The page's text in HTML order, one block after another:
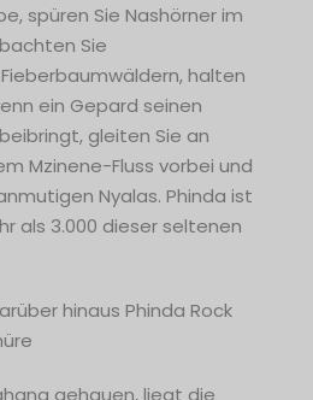
spüren Sie Nashörner im
Sie
halten
ein Gepard seinen
gleiten Sie an
Mzinene-Fluss vorbei und
Nyalas. Phinda ist
als 3.000 dieser seltenen
hinaus Phinda Rock